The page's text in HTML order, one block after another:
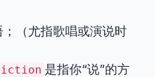
（尤指歌唱或演说时
是指你“说”的方